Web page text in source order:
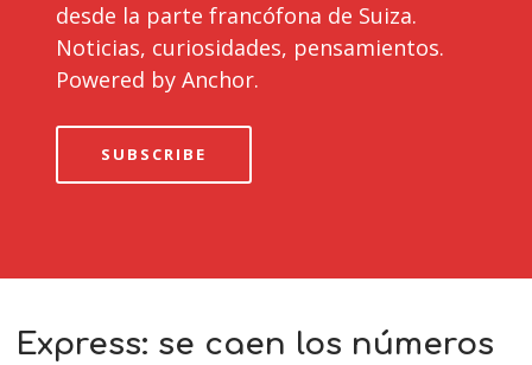
desde la parte francófona de Suiza.
Noticias, curiosidades, pensamientos.
Powered by Anchor.
SUBSCRIBE
Express: se caen los números